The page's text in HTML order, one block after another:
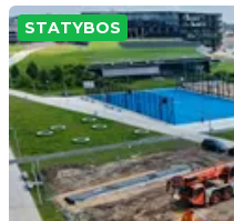
STATYBOS